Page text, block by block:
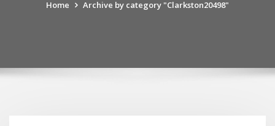
Home Archive by category "Clarkston20498"